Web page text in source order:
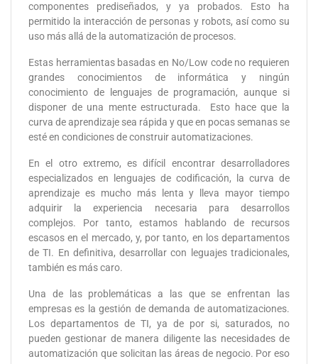
componentes prediseñados, y ya probados. Esto ha
permitido la interacción de personas y robots, así como su
uso más allá de la automatización de procesos.
Estas herramientas basadas en No/Low code no requieren
grandes conocimientos de informática y ningún
conocimiento de lenguajes de programación, aunque si
disponer de una mente estructurada. Esto hace que la
curva de aprendizaje sea rápida y que en pocas semanas se
esté en condiciones de construir automatizaciones.
En el otro extremo, es difícil encontrar desarrolladores
especializados en lenguajes de codificación, la curva de
aprendizaje es mucho más lenta y lleva mayor tiempo
adquirir la experiencia necesaria para desarrollos
complejos. Por tanto, estamos hablando de recursos
escasos en el mercado, y, por tanto, en los departamentos
de TI. En definitiva, desarrollar con leguajes tradicionales,
también es más caro.
Una de las problemáticas a las que se enfrentan las
empresas es la gestión de demanda de automatizaciones.
Los departamentos de TI, ya de por si, saturados, no
pueden gestionar de manera diligente las necesidades de
automatización que solicitan las áreas de negocio. Por eso